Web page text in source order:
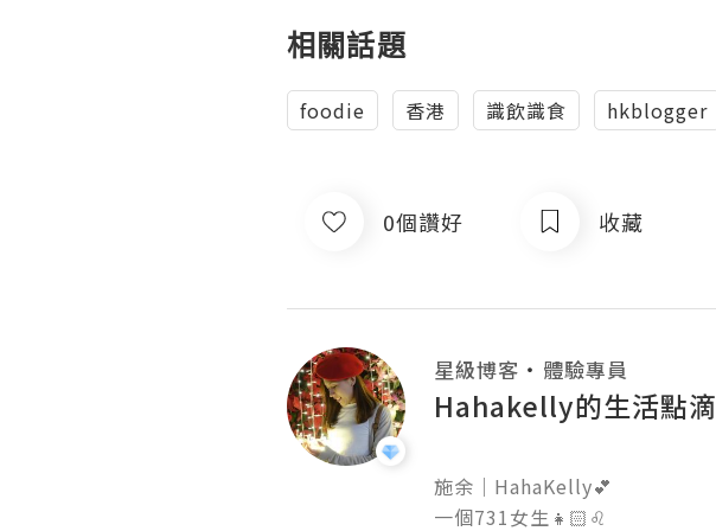
相關話題
foodie 香港 識飲識食 hkblogger
0個讚好 收藏
星級博客 ・ 體驗專員
Hahakelly的生活點滴
施余｜HahaKelly💕
一個731女生👧🏻♌️